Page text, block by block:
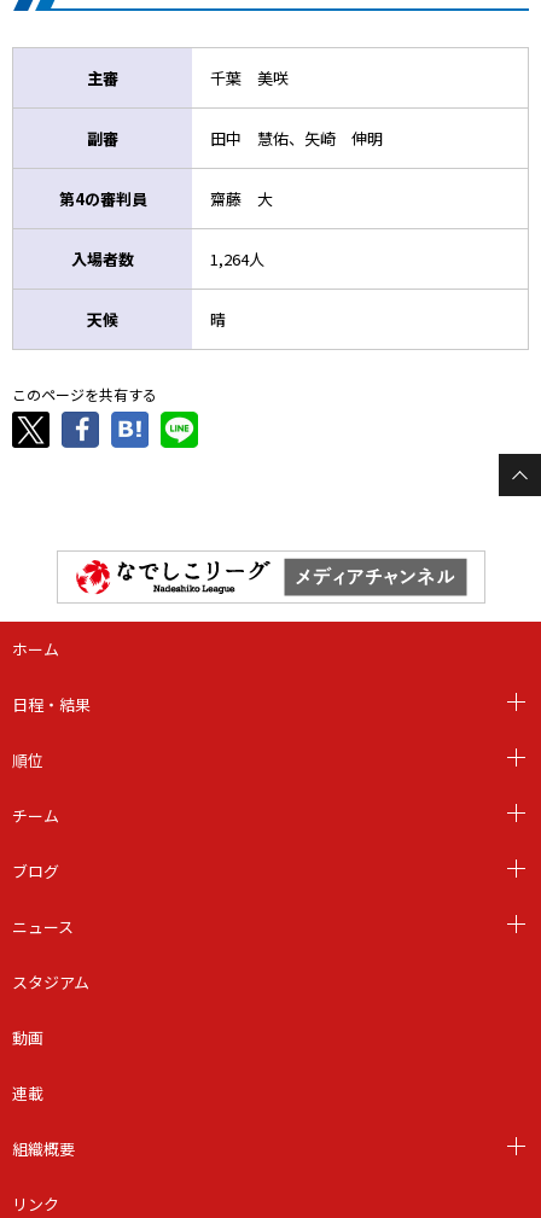
主審 千葉 美咲
副審 田中 慧佑、矢崎 伸明
第4の審判員 齋藤 大
入場者数 1,264人
天候 晴
このページを共有する
ホーム
日程・結果
順位
チーム
ブログ
ニュース
スタジアム
動画
連載
組織概要
リンク